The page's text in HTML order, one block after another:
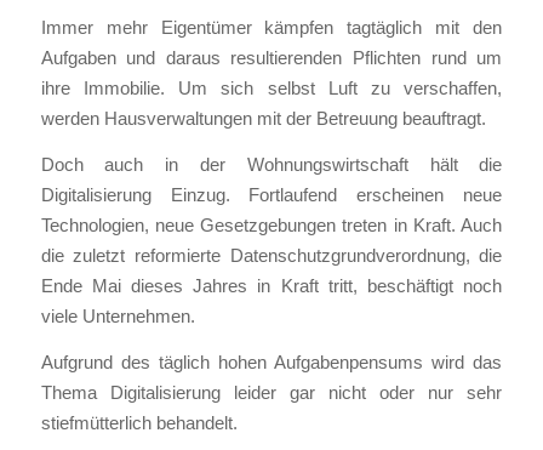
Immer mehr Eigentümer kämpfen tagtäglich mit den
Aufgaben und daraus resultierenden Pflichten rund um
ihre Immobilie. Um sich selbst Luft zu verschaffen,
werden Hausverwaltungen mit der Betreuung beauftragt.
Doch auch in der Wohnungswirtschaft hält die
Digitalisierung Einzug. Fortlaufend erscheinen neue
Technologien, neue Gesetzgebungen treten in Kraft. Auch
die zuletzt reformierte Datenschutzgrundverordnung, die
Ende Mai dieses Jahres in Kraft tritt, beschäftigt noch
viele Unternehmen.
Aufgrund des täglich hohen Aufgabenpensums wird das
Thema Digitalisierung leider gar nicht oder nur sehr
stiefmütterlich behandelt.